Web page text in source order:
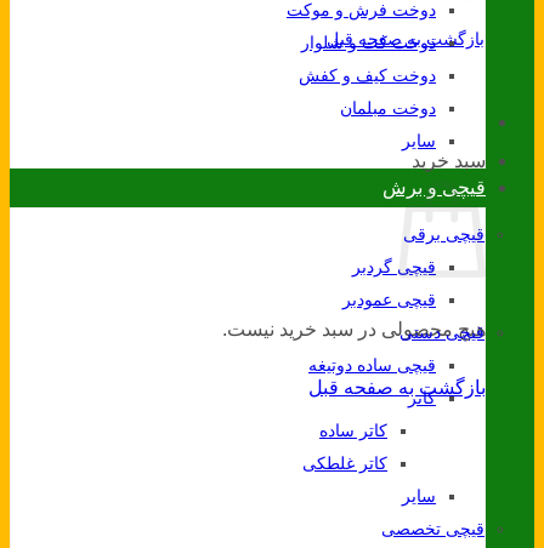
بازگشت به صفحه قبل
سبد خرید
هیچ محصولی در سبد خرید نیست.
بازگشت به صفحه قبل
دوخت فرش و موکت
دوخت کت و شلوار
دوخت کیف و کفش
دوخت مبلمان
سایر
قیچی و برش
قیچی برقی
قیچی گردبر
قیچی عمودبر
قیچی دستی
قیچی ساده دوتیغه
کاتر
کاتر ساده
کاتر غلطکی
سایر
قیچی تخصصی